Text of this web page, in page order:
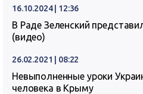
16.10.2024 | 12:36
В Раде Зеленский
(видео)
26.02.2021 | 08:22
Невыполненные уроки
человека в Крыму